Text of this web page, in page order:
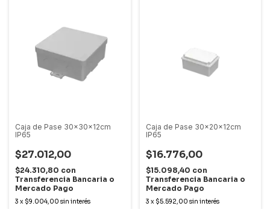
Caja de Pase 30x30x12cm
IP65
$27.012,00
$24.310,80 con
Transferencia Bancaria o
Mercado Pago
3 x $9.004,00 sin interés
Caja de Pase 30x20x12cm
IP65
$16.776,00
$15.098,40 con
Transferencia Bancaria o
Mercado Pago
3 x $5.592,00 sin interés